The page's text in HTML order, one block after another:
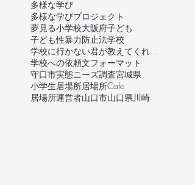
多様な学び
多様な学びプロジェクト
夢見る小学校大阪府子ども
子ども性暴力防止法学校
学校への依頼文フォーマット
守口市実態ニーズ調査宮城県
小学生居場所居場所Cafe
居場所運営者山口市山口県 川崎